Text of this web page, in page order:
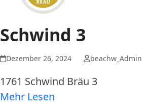
Schwind 3
Dezember 26, 2024 beachw_Admin
1761 Schwind Bräu 3
Mehr Lesen